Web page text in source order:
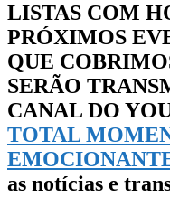
LISTAS COM
PRÓXIMOS
QUE
SERÃO
CANAL DO
TOTAL
as notícias e